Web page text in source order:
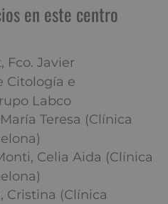
en este centro
Fco. Javier
Citología e
Labco
Teresa (Clínica
Celia Aida (Clínica
Cristina (Clínica